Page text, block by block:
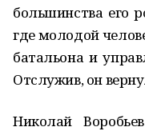
большинства его
где молодой
батальона и
Отслужив, он
Николай